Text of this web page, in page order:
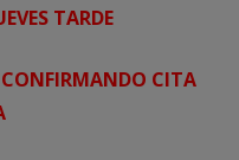
TARDE
CITA